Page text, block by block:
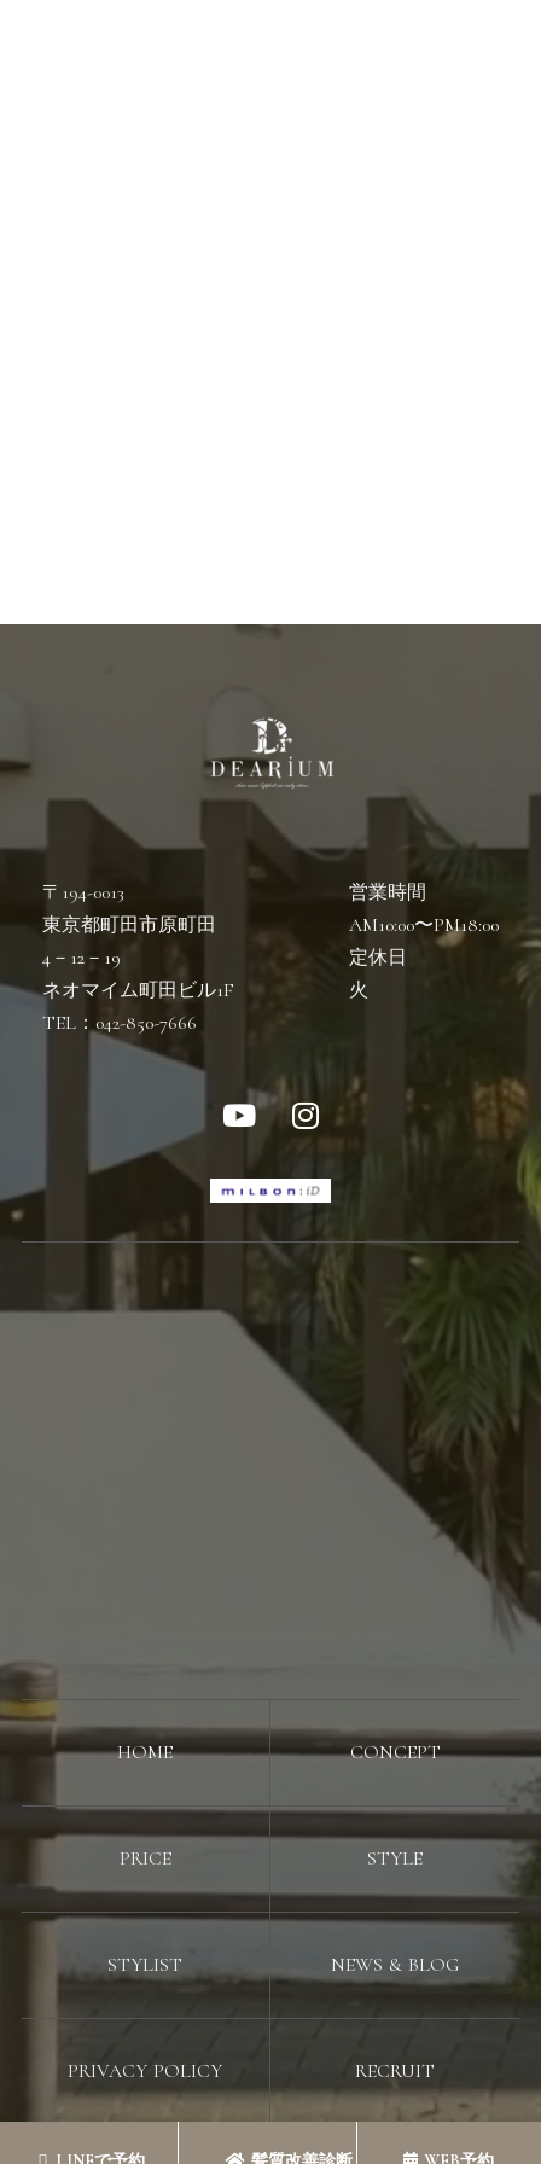
〒194-0013
東京都町田市原町田
4－12－19
ネオマイム町田ビル1F
TEL：042-850-7666
営業時間
AM10:00〜PM18:00
定休日
火
HOME CONCEPT
PRICE STYLE
STYLIST NEWS & BLOG
PRIVACY POLICY RECRUIT